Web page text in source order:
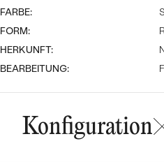
FARBE:
FORM:
HERKUNFT:
BEARBEITUNG:
Konfiguration
Das könnte